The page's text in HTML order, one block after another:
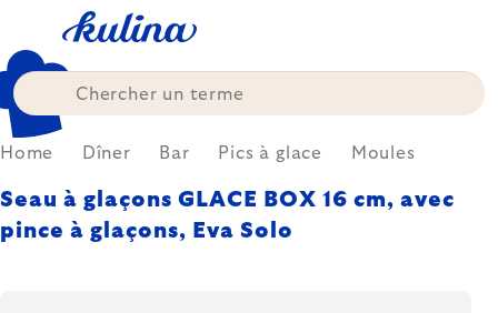
content
Home Dîner Bar Pics à glace Moules
Seau à glaçons GLACE BOX 16 cm, avec
pince à glaçons, Eva Solo